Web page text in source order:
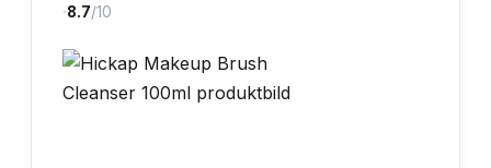
·8.7/10